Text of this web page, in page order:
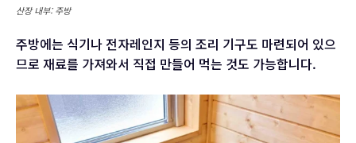
산장 내부: 주방
주방에는 식기나 전자레인지 등의 조리 기구도 마련되어 있으
므로 재료를 가져와서 직접 만들어 먹는 것도 가능합니다.